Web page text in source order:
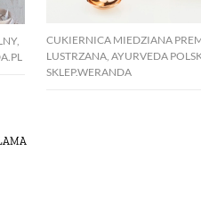
CUKIERNICA MIEDZIANA
LUSTRZANA, AYURVEDA
SKLEP.WERANDA